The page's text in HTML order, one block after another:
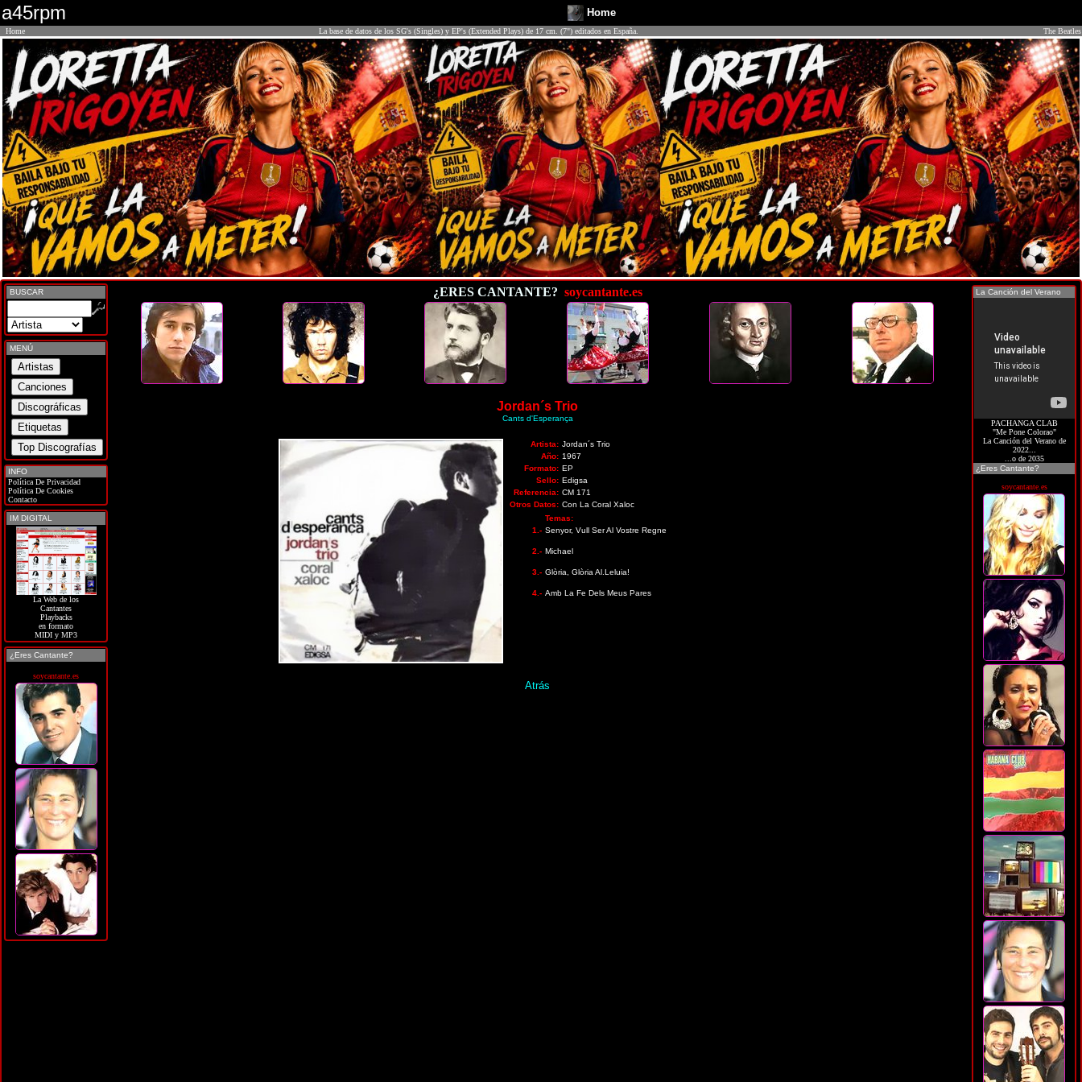
a45rpm Home
Home La base de datos de los SG's (Singles) y EP's (Extended Plays) de 17 cm. (7") editados en España. The Beatles
BUSCAR
MENÚ
INFO
Política De Privacidad
Política De Cookies
Contacto
IM DIGITAL
La Web de los
Cantantes
Playbacks
en formato
MIDI y MP3
¿Eres Cantante?
soycantante.es
¿ERES CANTANTE? soycantante.es
Jordan´s Trio
Cants d'Esperança
Artista: Jordan´s Trio
Año: 1967
Formato: EP
Sello: Edigsa
Referencia: CM 171
Otros Datos: Con La Coral Xaloc
Temas:
1.- Senyor, Vull Ser Al Vostre Regne
2.- Michael
3.- Glòria, Glòria Al.Leluia!
4.- Amb La Fe Dels Meus Pares
Atrás
La Canción del Verano
PACHANGA CLAB
"Me Pone Colorao"
La Canción del Verano de
2022...
...o de 2035
¿Eres Cantante?
soycantante.es